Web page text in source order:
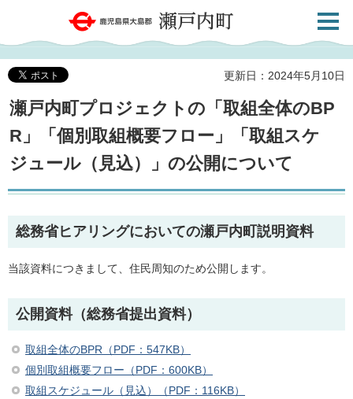
鹿児島県大島郡 瀬戸内町
共通メ
更新日：2024年5月10日
瀬戸内町プロジェクトの「取組全体のBP
R」「個別取組概要フロー」「取組スケ
ジュール（見込）」の公開について
総務省ヒアリングにおいての瀬戸内町説明資料
当該資料につきまして、住民周知のため公開します。
公開資料（総務省提出資料）
取組全体のBPR（PDF：547KB）
個別取組概要フロー（PDF：600KB）
取組スケジュール（見込）（PDF：116KB）